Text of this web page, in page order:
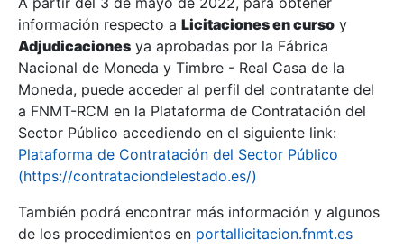
Mostrar/Ocultar
información respecto a Licitaciones en curso y
Adjudicaciones ya aprobadas por la Fábrica
Nacional de Moneda y Timbre - Real Casa de la
Moneda, puede acceder al perfil del contratante del
a FNMT-RCM en la Plataforma de Contratación del
Sector Público accediendo en el siguiente link:
Plataforma de Contratación del Sector Público
(https://contrataciondelestado.es/)
También podrá encontrar más información y algunos
de los procedimientos en portallicitacion.fnmt.es